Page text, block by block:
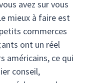
avez sur vous
mieux à faire est
commerces
ont un réel
américains, ce qui
conseil,